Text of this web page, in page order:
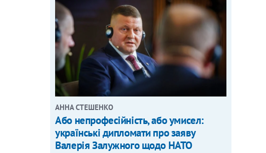
АННА СТЕШЕНКО
Або непрофесійність, або умисел:
українські дипломати про заяву
Валерія Залужного щодо НАТО